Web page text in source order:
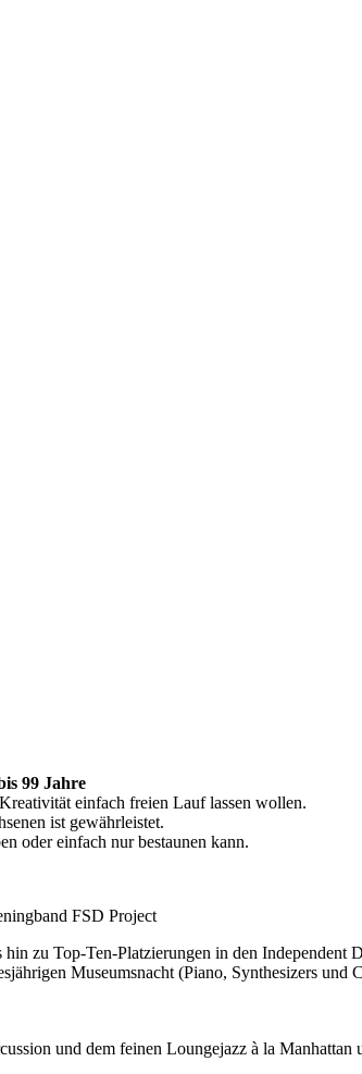
99 Jahre
einfach freien Lauf lassen wollen.
ist gewährleistet.
oder einfach nur bestaunen kann.
FSD Project
zu Top-Ten-Platzierungen in den
Museumsnacht (Piano, Synthesizers und
und dem feinen Loungejazz à la Manhattan